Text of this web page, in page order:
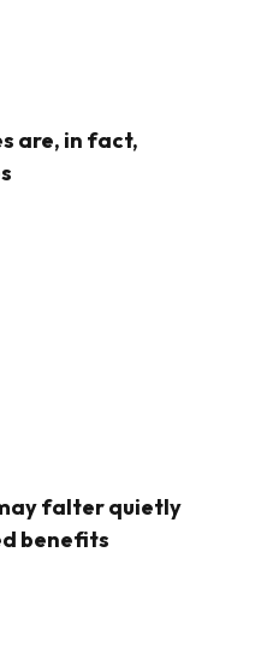
are, in fact,
falter quietly
benefits